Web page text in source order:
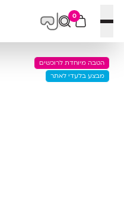
פתח תפריט
0
הטבה מיוחדת לרוכשים
מבצע בלעדי לאתר